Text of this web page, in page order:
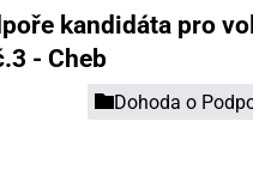
kandidáta pro
- Cheb
Dohoda o